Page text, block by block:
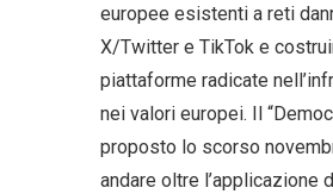
europee esistenti a reti
X/Twitter e TikTok e
piattaforme radicate
nei valori europei. Il
proposto lo scorso
andare oltre l’applicazione